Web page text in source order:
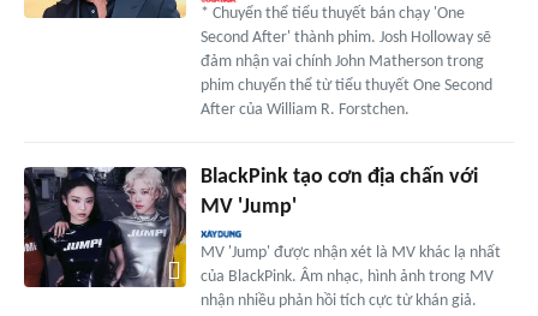
* Chuyển thể tiểu thuyết bán chạy 'One
Second After' thành phim. Josh Holloway sẽ
đảm nhận vai chính John Matherson trong
phim chuyển thể từ tiểu thuyết One Second
After của William R. Forstchen.
BlackPink tạo cơn địa chấn với
MV 'Jump'
MV 'Jump' được nhận xét là MV khác lạ nhất
của BlackPink. Âm nhạc, hình ảnh trong MV
nhận nhiều phản hồi tích cực từ khán giả.